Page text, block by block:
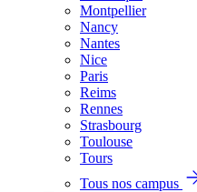
Montpellier
Nancy
Nantes
Nice
Paris
Reims
Rennes
Strasbourg
Toulouse
Tours
Tous nos campus